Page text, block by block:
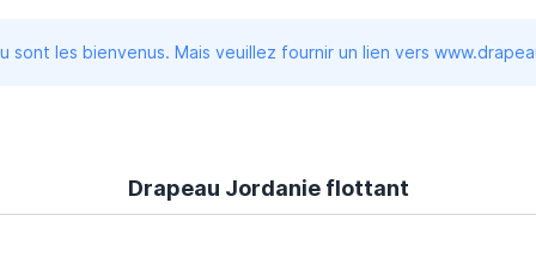
sont les bienvenus. Mais veuillez fournir un lien vers
Drapeau Jordanie flottant